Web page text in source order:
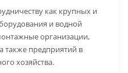
как крупных и
и водной
организации,
также предприятий в
хозяйства.